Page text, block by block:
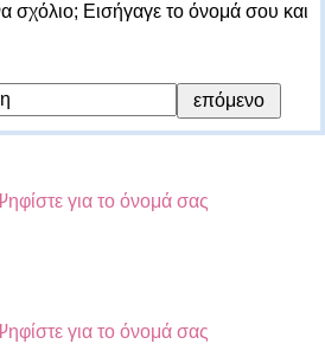
σχόλιο; Εισήγαγε το όνομά σου και
για το όνομά σας
για το όνομά σας